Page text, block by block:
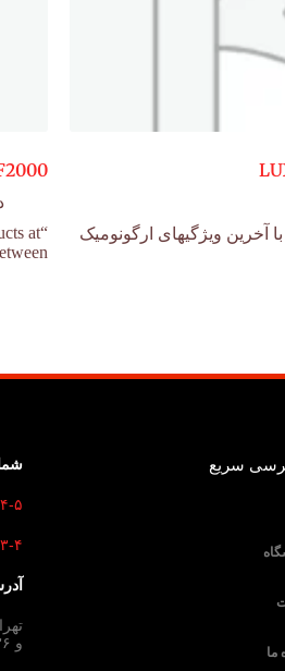
آخرین ویژگیهای ارگونومیک
at
سریع
ما
و ۳۶